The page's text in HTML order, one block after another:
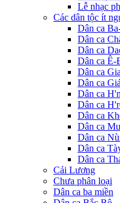
Lễ nhạc
Các dân tộc ít
Dân ca
Dân ca
Dân ca
Dân ca Ê-
Dân ca
Dân ca
Dân ca
Dân ca
Dân ca
Dân ca
Dân ca
Dân ca
Dân ca
Cải Lương
Chưa phân loại
Dân ca ba miền